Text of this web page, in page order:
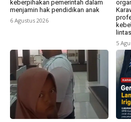
keberpihakan pemerintah dalam
menjamin hak pendidikan anak
6 Agustus 2026
5